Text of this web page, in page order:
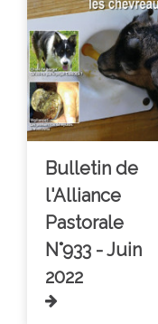
Bulletin de
l'Alliance
Pastorale
N°933 - Juin
2022